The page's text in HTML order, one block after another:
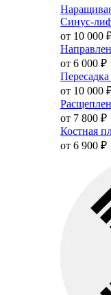
Синус-
от 10 000
от 6 000 ₽
Пересадка
от 10 000
от 7 800 ₽
Костная
от 6 900 ₽